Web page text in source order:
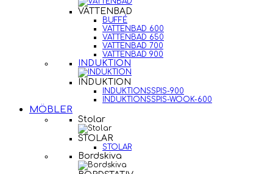
VATTENBAD
BUFFÉ
VATTENBAD 600
VATTENBAD 650
VATTENBAD 700
VATTENBAD 900
INDUKTION
INDUKTION
INDUKTIONSSPIS-900
INDUKTIONSSPIS-WOOK-600
MÖBLER
Stolar
STOLAR
STOLAR
Bordskiva